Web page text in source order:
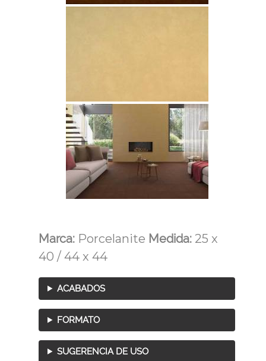
Marca: Porcelanite Medida: 25 x
40 / 44 x 44
ACABADOS
FORMATO
SUGERENCIA DE USO